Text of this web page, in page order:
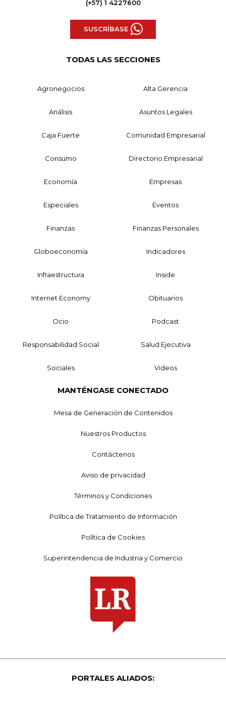
(+57) 1 4227600
SUSCRÍBASE
TODAS LAS SECCIONES
Agronegocios Alta Gerencia
Análisis Asuntos Legales
Caja Fuerte Comunidad Empresarial
Consumo Directorio Empresarial
Economía Empresas
Especiales Eventos
Finanzas Finanzas Personales
Globoeconomía Indicadores
Infraestructura Inside
Internet Economy Obituarios
Ocio Podcast
Responsabilidad Social Salud Ejecutiva
Sociales Videos
MANTÉNGASE CONECTADO
Mesa de Generación de Contenidos
Nuestros Productos
Contáctenos
Aviso de privacidad
Términos y Condiciones
Política de Tratamiento de Información
Política de Cookies
Superintendencia de Industria y Comercio
PORTALES ALIADOS: